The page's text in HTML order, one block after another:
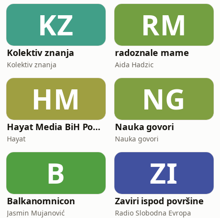
KZ
Kolektiv znanja
Kolektiv znanja
RM
radoznale mame
Aida Hadzic
HM
Hayat Media BiH Podcast
Hayat
NG
Nauka govori
Nauka govori
B
Balkanomnicon
Jasmin Mujanović
ZI
Zaviri ispod površine
Radio Slobodna Evropa